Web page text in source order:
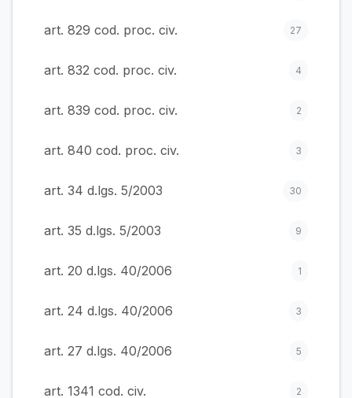
art. 829 cod. proc. civ. 27
art. 832 cod. proc. civ. 4
art. 839 cod. proc. civ. 2
art. 840 cod. proc. civ. 3
art. 34 d.lgs. 5/2003 30
art. 35 d.lgs. 5/2003 9
art. 20 d.lgs. 40/2006 1
art. 24 d.lgs. 40/2006 3
art. 27 d.lgs. 40/2006 5
art. 1341 cod. civ. 2